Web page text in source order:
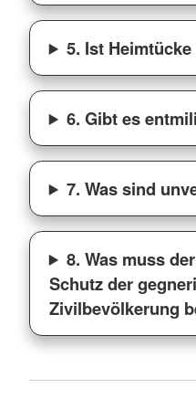
5. Ist
6. Gibt es
7. Was sind
8. Was muss
Schutz der
Zivilbevölkerung